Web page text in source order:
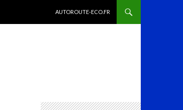
AUTOROUTE-ECO.FR